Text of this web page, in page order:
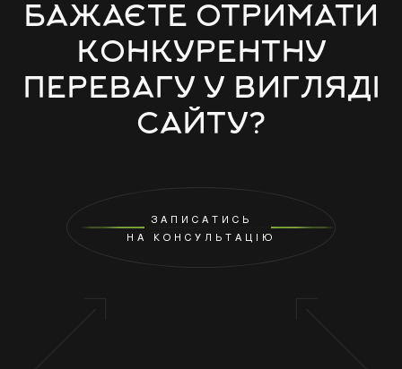
БАЖАЄТЕ ОТРИМАТИ
КОНКУРЕНТНУ
ПЕРЕВАГУ У ВИГЛЯДІ
САЙТУ?
ЗАПИСАТИСЬ
НА КОНСУЛЬТАЦІЮ